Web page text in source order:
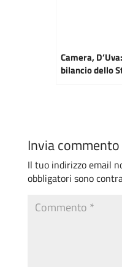
Camera,
bilancio dello
Invia commento
Il tuo indirizzo email
obbligatori sono